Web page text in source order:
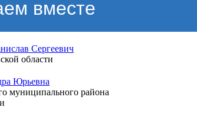
вместе
Сергеевич
области
Юрьевна
муниципального района